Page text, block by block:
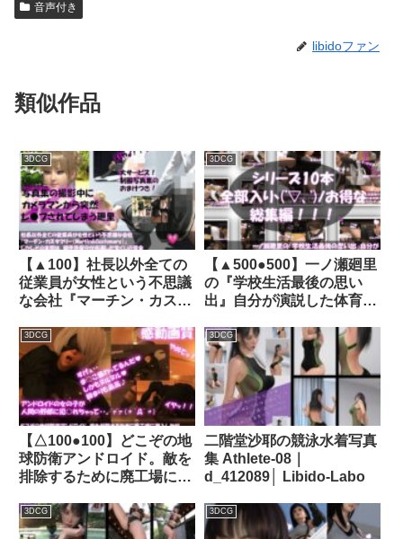
音声付き
libidoファン
類似作品
3DCG
【▲100】社長以外全ての
従業員が女性という不思議
な会社『マーチン・カスタ
Customary；）』しかし
その実態は、御手洗保守が
当選した宝くじの賞金7億
円を元手に設立した、「保
守の」「保守による」「保
守のための」女性モデル盗
撮特化型法人であった！
（犠牲者22:廻里女子学生
制服でレ○プ事件2）｜
3DCG
【▲500●500】一ノ瀬廻里
の『学校生活最後の思い
出』自分が演説した体育館
ッチをしちゃう（シリーズ
01〜10までの10本総集
編！）｜d_468288│
Libido-Labo
3DCG
【△100●100】どこぞの地
球防衛アンドロイド。敵を
排除するために廃工場に潜
その義体のせいで現地の人
類レジスタンス男性にヤら
3DCG
二階堂沙耶の競泳水着写真
集 Athlete-08｜
d_412089│ Libido-Labo
3DCG 3DCG